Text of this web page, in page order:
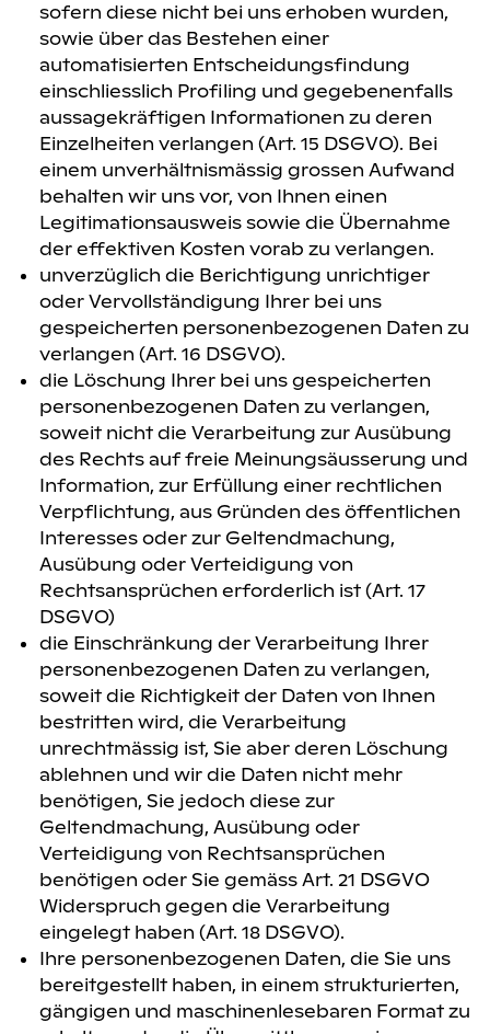
sofern diese nicht bei uns erhoben wurden,
sowie über das Bestehen einer
automatisierten Entscheidungsfindung
einschliesslich Profiling und gegebenenfalls
aussagekräftigen Informationen zu deren
Einzelheiten verlangen (Art. 15 DSGVO). Bei
einem unverhältnismässig grossen Aufwand
behalten wir uns vor, von Ihnen einen
Legitimationsausweis sowie die Übernahme
der effektiven Kosten vorab zu verlangen.
unverzüglich die Berichtigung unrichtiger
oder Vervollständigung Ihrer bei uns
gespeicherten personenbezogenen Daten zu
verlangen (Art. 16 DSGVO).
die Löschung Ihrer bei uns gespeicherten
personenbezogenen Daten zu verlangen,
soweit nicht die Verarbeitung zur Ausübung
des Rechts auf freie Meinungsäusserung und
Information, zur Erfüllung einer rechtlichen
Verpflichtung, aus Gründen des öffentlichen
Interesses oder zur Geltendmachung,
Ausübung oder Verteidigung von
Rechtsansprüchen erforderlich ist (Art. 17
DSGVO)
die Einschränkung der Verarbeitung Ihrer
personenbezogenen Daten zu verlangen,
soweit die Richtigkeit der Daten von Ihnen
bestritten wird, die Verarbeitung
unrechtmässig ist, Sie aber deren Löschung
ablehnen und wir die Daten nicht mehr
benötigen, Sie jedoch diese zur
Geltendmachung, Ausübung oder
Verteidigung von Rechtsansprüchen
benötigen oder Sie gemäss Art. 21 DSGVO
Widerspruch gegen die Verarbeitung
eingelegt haben (Art. 18 DSGVO).
Ihre personenbezogenen Daten, die Sie uns
bereitgestellt haben, in einem strukturierten,
gängigen und maschinenlesebaren Format zu